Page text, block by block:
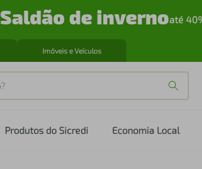
Saldão de invernoaté
Imóveis e Veículos
Produtos do Sicredi Economia Local